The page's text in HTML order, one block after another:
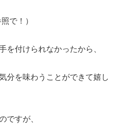
で！）
を付けられなかったから、
分を味わうことができて嬉し
ですが、